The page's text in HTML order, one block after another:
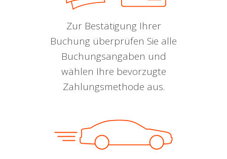
Zur Bestätigung Ihrer
Buchung überprüfen Sie alle
Buchungsangaben und
wählen Ihre bevorzugte
Zahlungsmethode aus.